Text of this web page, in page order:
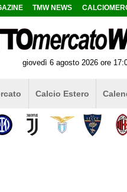
TMW NEWS
giovedì 6 agosto 2026 ore
Calcio Estero